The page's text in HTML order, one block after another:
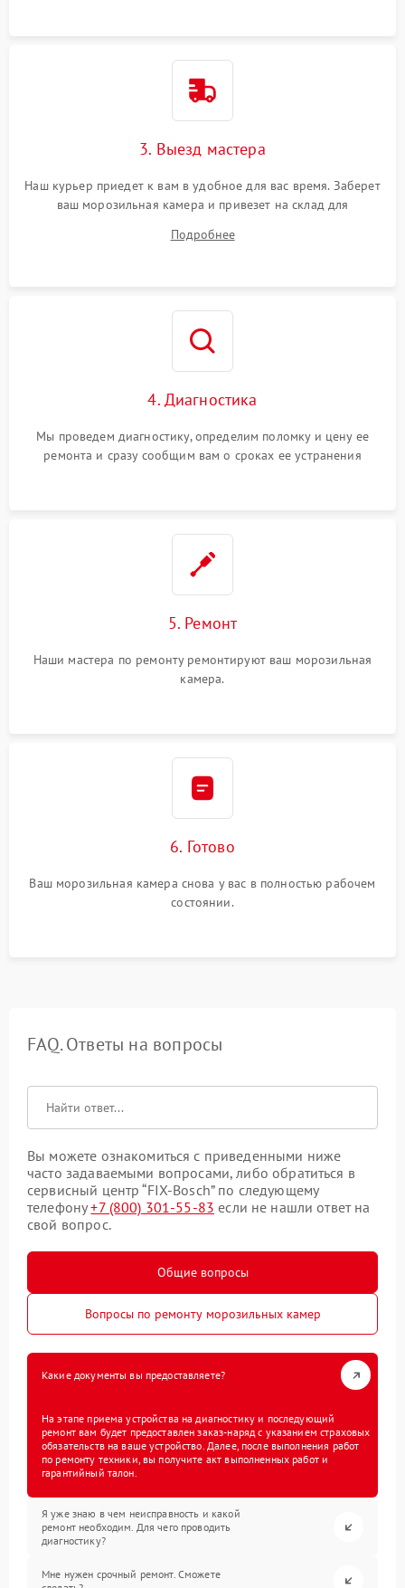
3. Выезд мастера
Наш курьер приедет к вам в удобное для вас время. Заберет
ваш морозильная камера и привезет на склад для
Подробнее
4. Диагностика
Мы проведем диагностику, определим поломку и цену ее
ремонта и сразу сообщим вам о сроках ее устранения
5. Ремонт
Наши мастера по ремонту ремонтируют ваш морозильная
камера.
6. Готово
Ваш морозильная камера снова у вас в полностью рабочем
состоянии.
FAQ. Ответы на вопросы
Вы можете ознакомиться с приведенными ниже
часто задаваемыми вопросами, либо обратиться в
сервисный центр “FIX-Bosch” по следующему
телефону+7 (800) 301-55-83 если не нашли ответ на
свой вопрос.
Общие вопросы
Вопросы по ремонту морозильных камер
Какие документы вы предоставляете?
На этапе приема устройства на диагностику и последующий
ремонт вам будет предоставлен заказ-наряд с указанием страховых
обязательств на ваше устройство. Далее, после выполнения работ
по ремонту техники, вы получите акт выполненных работ и
гарантийный талон.
Я уже знаю в чем неисправность и какой
ремонт необходим. Для чего проводить
диагностику?
Мне нужен срочный ремонт. Сможете